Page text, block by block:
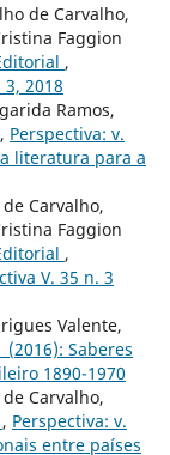
de Carvalho,
Faggion
,
2018
Ramos,
, Perspectiva: v.
literatura para a
Carvalho,
Faggion
,
V. 35 n. 3
Valente,
(2016): Saberes
1890-1970
Carvalho,
, Perspectiva: v.
entre países